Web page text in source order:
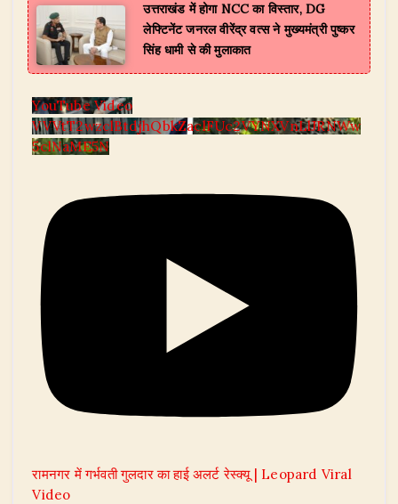
उत्तराखंड में होगा NCC का विस्तार, DG
लेफ्टिनेंट जनरल वीरेंद्र वत्स ने मुख्यमंत्री पुष्कर
सिंह धामी से की मुलाकात
YouTube Video
VVVtT2wzclBtdjhQbkZaclFUc2VYNXVnLlJRNWw
5clNaME5N
रामनगर में गर्भवती गुलदार का हाई अलर्ट रेस्क्यू | Leopard Viral
Video